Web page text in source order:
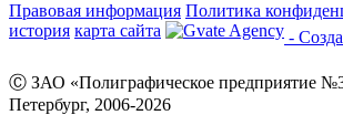
Правовая информация Политика
история карта сайта -
Ⓒ ЗАО «Полиграфическое предприятие
Петербург, 2006-2026